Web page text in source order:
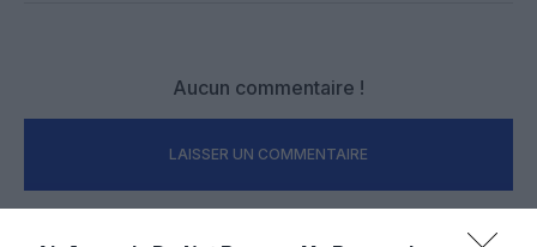
Aucun commentaire !
LAISSER UN COMMENTAIRE